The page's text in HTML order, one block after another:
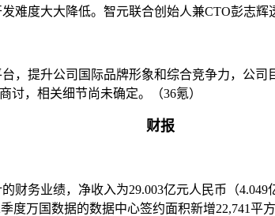
度大大降低。智元联合创始人兼CTO彭志辉
，提升公司国际品牌形象和综合竞争力，公
，相关细节尚未确定。（36氪）
财报
财务业绩，净收入为29.003亿元人民币（
度万国数据的数据中心签约面积新增22,741